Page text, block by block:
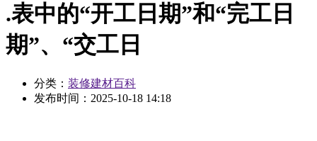
.表中的“开工日期”和“完工日
期”、“交工日
分类： 装修建材百科
发布时间： 2025-10-18 14:18